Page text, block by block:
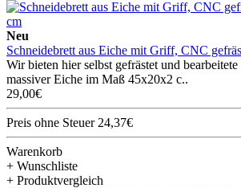
Neu
Schneidebrett aus Eiche mit Griff, CNC
Wir bieten hier selbst gefrästet und
massiver Eiche im Maß 45x20x2 c..
29,00€
Preis ohne Steuer 24,37€
Warenkorb
+ Wunschliste
+ Produktvergleich